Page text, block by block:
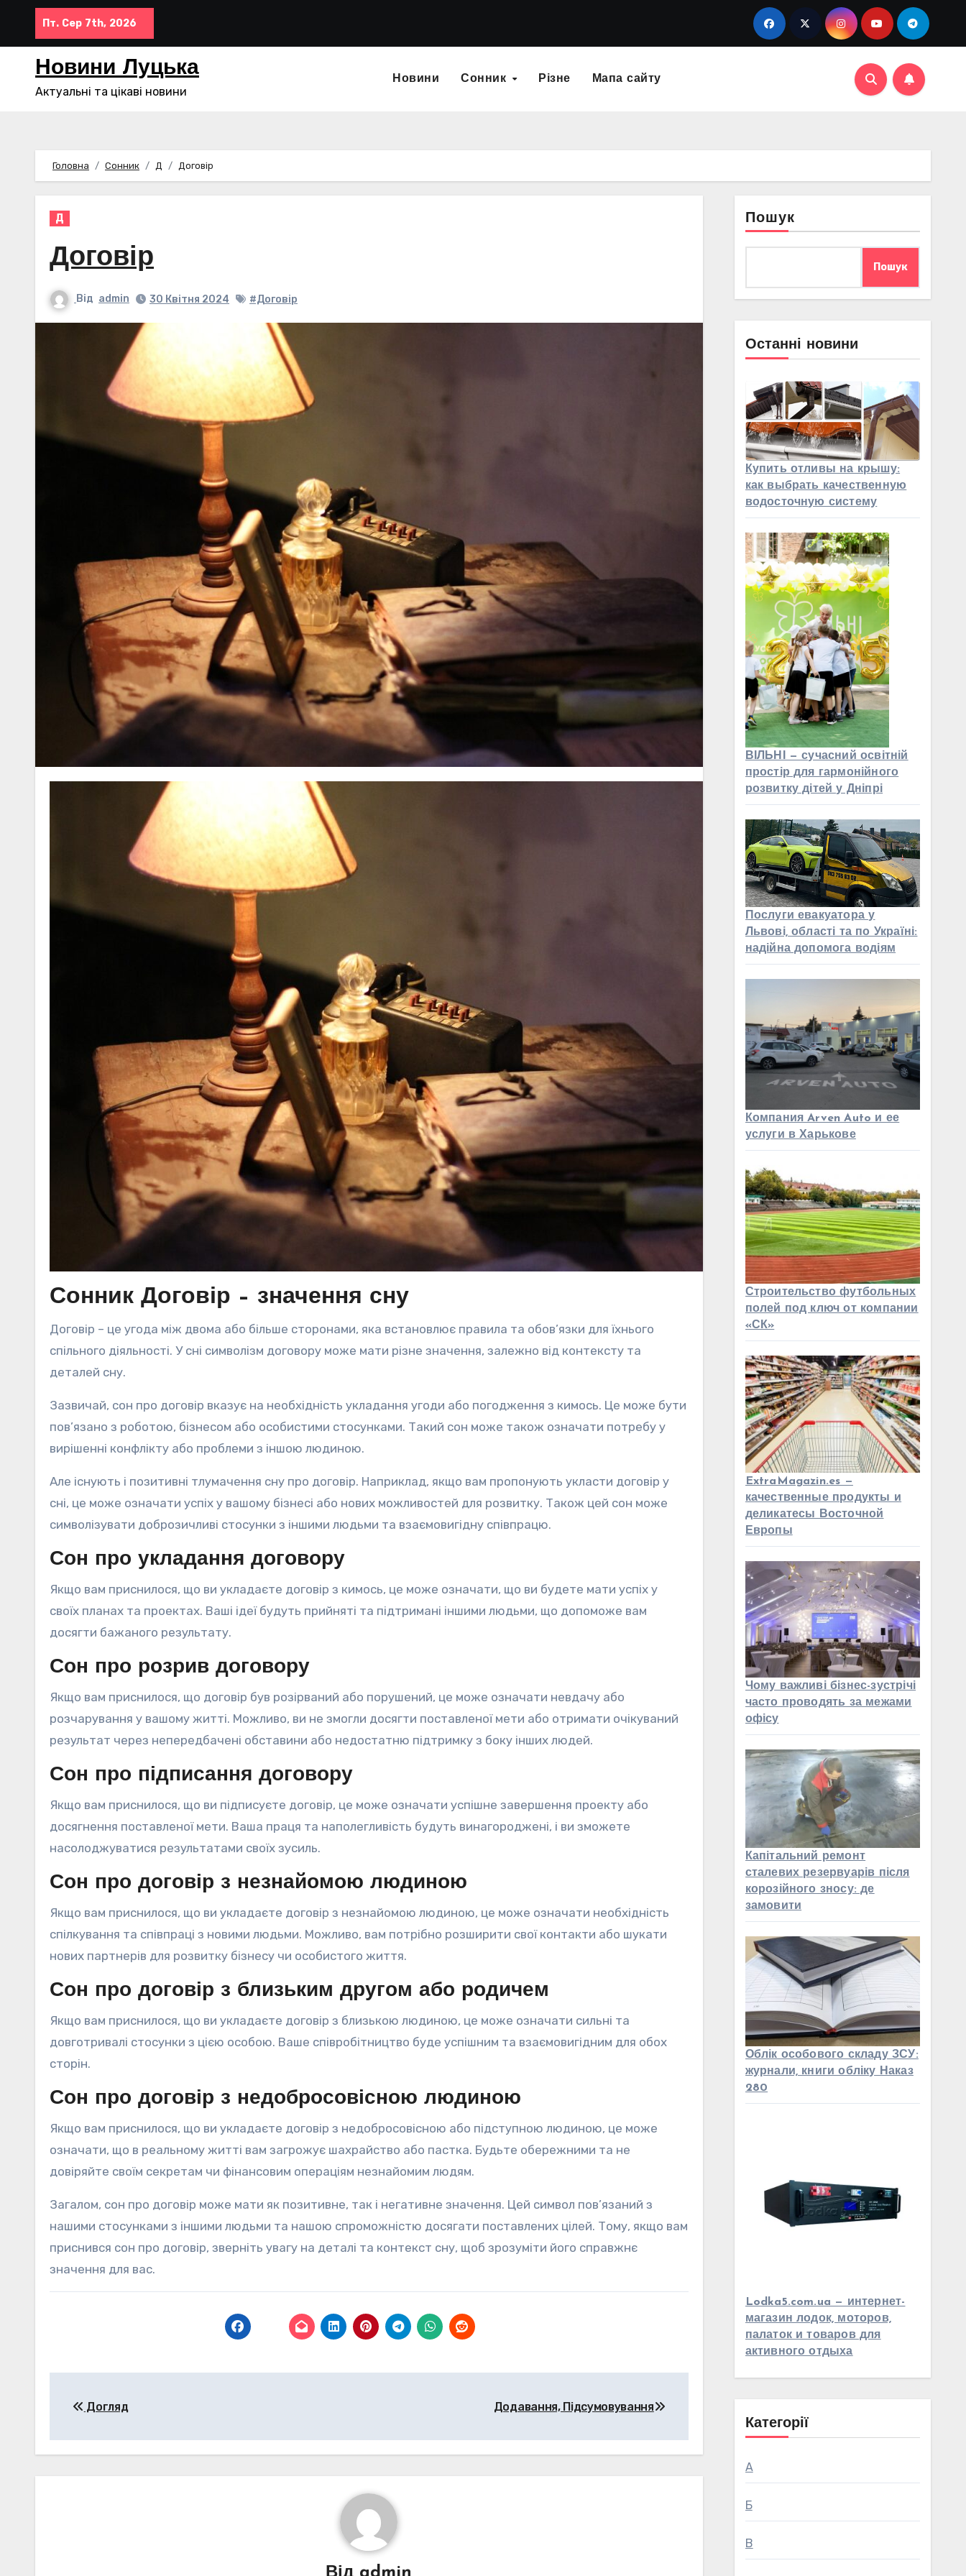
Перейти
контенту
Пт. Сер 7th, 2026
Новини Луцька
Актуальні та цікаві новини
Новини Сонник Різне Мапа сайту
Головна Сонник Д Договір
Д
Договір
Від admin 30 Квітня 2024 #Договір
Сонник Договір – значення сну
Договір – це угода між двома або більше сторонами, яка встановлює правила та обов’язки для їхнього
спільного діяльності. У сні символізм договору може мати різне значення, залежно від контексту та
деталей сну.
Зазвичай, сон про договір вказує на необхідність укладання угоди або погодження з кимось. Це може бути
пов’язано з роботою, бізнесом або особистими стосунками. Такий сон може також означати потребу у
вирішенні конфлікту або проблеми з іншою людиною.
Але існують і позитивні тлумачення сну про договір. Наприклад, якщо вам пропонують укласти договір у
сні, це може означати успіх у вашому бізнесі або нових можливостей для розвитку. Також цей сон може
символізувати доброзичливі стосунки з іншими людьми та взаємовигідну співпрацю.
Сон про укладання договору
Якщо вам приснилося, що ви укладаєте договір з кимось, це може означати, що ви будете мати успіх у
своїх планах та проектах. Ваші ідеї будуть прийняті та підтримані іншими людьми, що допоможе вам
досягти бажаного результату.
Сон про розрив договору
Якщо вам приснилося, що договір був розірваний або порушений, це може означати невдачу або
розчарування у вашому житті. Можливо, ви не змогли досягти поставленої мети або отримати очікуваний
результат через непередбачені обставини або недостатню підтримку з боку інших людей.
Сон про підписання договору
Якщо вам приснилося, що ви підписуєте договір, це може означати успішне завершення проекту або
досягнення поставленої мети. Ваша праця та наполегливість будуть винагороджені, і ви зможете
насолоджуватися результатами своїх зусиль.
Сон про договір з незнайомою людиною
Якщо вам приснилося, що ви укладаєте договір з незнайомою людиною, це може означати необхідність
спілкування та співпраці з новими людьми. Можливо, вам потрібно розширити свої контакти або шукати
нових партнерів для розвитку бізнесу чи особистого життя.
Сон про договір з близьким другом або родичем
Якщо вам приснилося, що ви укладаєте договір з близькою людиною, це може означати сильні та
довготривалі стосунки з цією особою. Ваше співробітництво буде успішним та взаємовигідним для обох
сторін.
Сон про договір з недобросовісною людиною
Якщо вам приснилося, що ви укладаєте договір з недобросовісною або підступною людиною, це може
означати, що в реальному житті вам загрожує шахрайство або пастка. Будьте обережними та не
довіряйте своїм секретам чи фінансовим операціям незнайомим людям.
Загалом, сон про договір може мати як позитивне, так і негативне значення. Цей символ пов’язаний з
нашими стосунками з іншими людьми та нашою спроможністю досягати поставлених цілей. Тому, якщо вам
приснився сон про договір, зверніть увагу на деталі та контекст сну, щоб зрозуміти його справжнє
значення для вас.
записів
Догляд Додавання, Підсумовування
Пошук
Пошук
Останні новини
Купить отливы на крышу:
как выбрать качественную
водосточную систему
ВІЛЬНІ — сучасний освітній
простір для гармонійного
розвитку дітей у Дніпрі
Послуги евакуатора у
Львові, області та по Україні:
надійна допомога водіям
Компания Arven Auto и ее
услуги в Харькове
Строительство футбольных
полей под ключ от компании
«СК»
ExtraMagazin.es —
качественные продукты и
деликатесы Восточной
Европы
Чому важливі бізнес-зустрічі
часто проводять за межами
офісу
Капітальний ремонт
сталевих резервуарів після
корозійного зносу: де
замовити
Облік особового складу ЗСУ:
журнали, книги обліку Наказ
280
Lodka5.com.ua — интернет-
магазин лодок, моторов,
палаток и товаров для
активного отдыха
Категорії
А
Б
В